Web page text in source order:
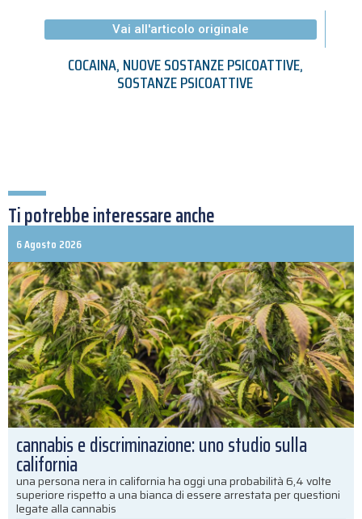
Vai all'articolo originale
COCAINA,NUOVE SOSTANZE PSICOATTIVE,
SOSTANZE PSICOATTIVE
Ti potrebbe interessare anche
6 Agosto 2026
cannabis e discriminazione: uno studio sulla
california
una persona nera in california ha oggi una probabilità 6,4 volte
superiore rispetto a una bianca di essere arrestata per questioni
legate alla cannabis